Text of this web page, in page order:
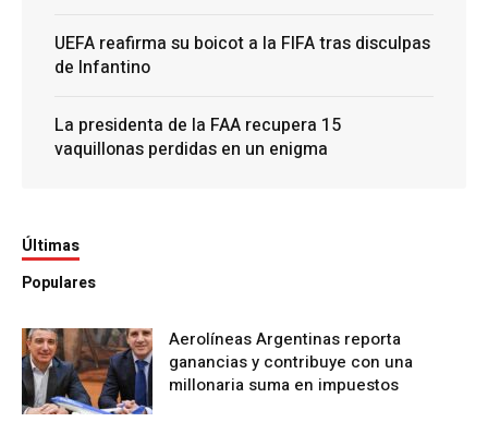
UEFA reafirma su boicot a la FIFA tras disculpas
de Infantino
La presidenta de la FAA recupera 15
vaquillonas perdidas en un enigma
Últimas
Populares
Aerolíneas Argentinas reporta
ganancias y contribuye con una
millonaria suma en impuestos